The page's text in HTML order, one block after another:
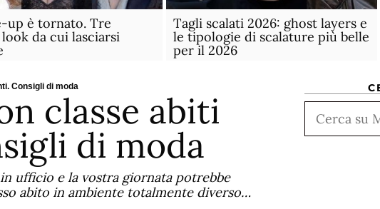
up è tornato. Tre
da cui lasciarsi
Tagli scalati 2026: ghost layers e
le tipologie di scalature più belle
per il 2026
Consigli di moda
classe abiti
di moda
ufficio e la vostra giornata potrebbe
abito in ambiente totalmente diverso…
Cerca